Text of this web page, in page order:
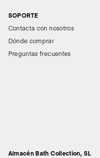
SOPORTE
Contacta con nosotros
Dónde comprar
Preguntas frecuentes
Almacén Bath Collection, SL